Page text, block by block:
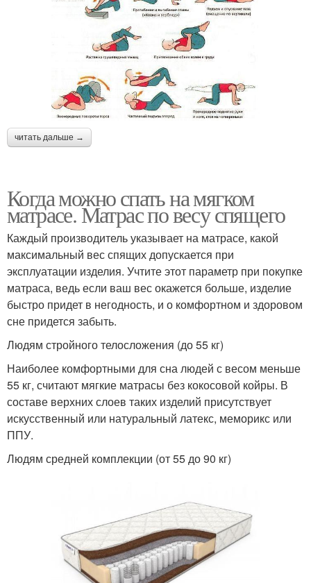
читать дальше →
Когда можно спать на мягком
матрасе. Матрас по весу спящего
Каждый производитель указывает на матрасе, какой
максимальный вес спящих допускается при
эксплуатации изделия. Учтите этот параметр при покупке
матраса, ведь если ваш вес окажется больше, изделие
быстро придет в негодность, и о комфортном и здоровом
сне придется забыть.
Людям стройного телосложения (до 55 кг)
Наиболее комфортными для сна людей с весом меньше
55 кг, считают мягкие матрасы без кокосовой койры. В
составе верхних слоев таких изделий присутствует
искусственный или натуральный латекс, меморикс или
ППУ.
Людям средней комплекции (от 55 до 90 кг)